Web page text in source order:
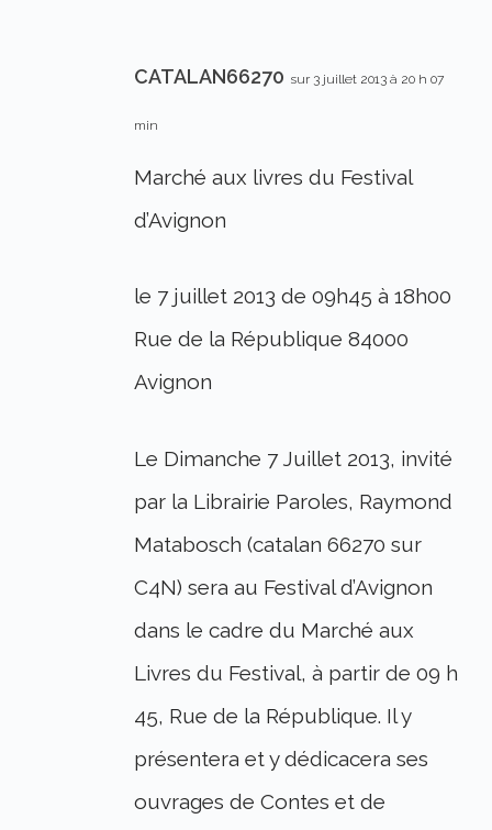
CATALAN66270 sur 3 juillet 2013 à 20 h 07
min
Marché aux livres du Festival
d’Avignon
le 7 juillet 2013 de 09h45 à 18h00
Rue de la République 84000
Avignon
Le Dimanche 7 Juillet 2013, invité
par la Librairie Paroles, Raymond
Matabosch (catalan 66270 sur
C4N) sera au Festival d’Avignon
dans le cadre du Marché aux
Livres du Festival, à partir de 09 h
45, Rue de la République. Il y
présentera et y dédicacera ses
ouvrages de Contes et de